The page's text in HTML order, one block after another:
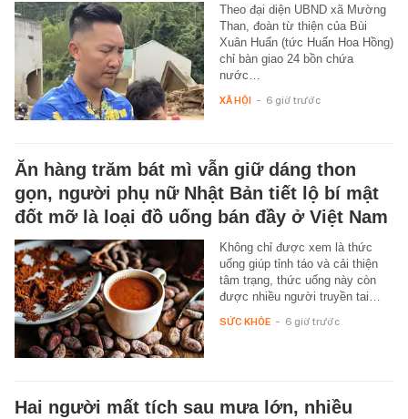
Theo đại diện UBND xã Mường
Than, đoàn từ thiện của Bùi
Xuân Huấn (tức Huấn Hoa Hồng)
chỉ bàn giao 24 bồn chứa
nước…
XÃ HỘI - 6 giờ trước
Ăn hàng trăm bát mì vẫn giữ dáng thon
gọn, người phụ nữ Nhật Bản tiết lộ bí mật
đốt mỡ là loại đồ uống bán đầy ở Việt Nam
Không chỉ được xem là thức
uống giúp tỉnh táo và cải thiện
tâm trạng, thức uống này còn
được nhiều người truyền tai…
SỨC KHỎE - 6 giờ trước
Hai người mất tích sau mưa lớn, nhiều